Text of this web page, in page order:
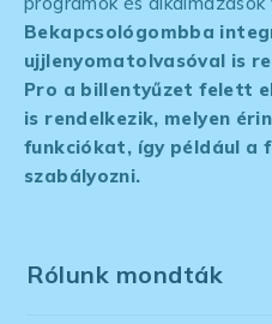
Bekapcsológombba
ujjlenyomatolvasóval is
Pro a billentyűzet felett
is rendelkezik, melyen
funkciókat, így például a
szabályozni.
Rólunk mondták